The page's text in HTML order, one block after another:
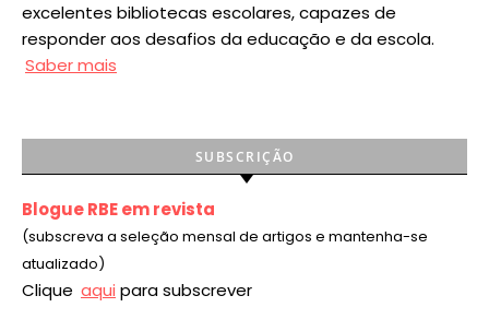
excelentes bibliotecas escolares, capazes de
responder aos desafios da educação e da escola.
Saber mais
SUBSCRIÇÃO
Blogue RBE em revista
(subscreva a seleção mensal de artigos e mantenha-se
atualizado)
Clique aqui para subscrever